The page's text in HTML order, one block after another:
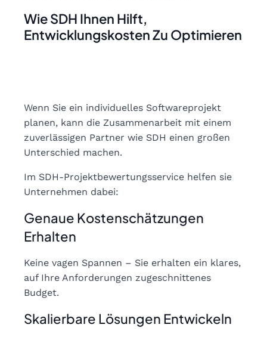
Wie SDH Ihnen Hilft,
Entwicklungskosten Zu Optimieren
Wenn Sie ein individuelles Softwareprojekt
planen, kann die Zusammenarbeit mit einem
zuverlässigen Partner wie SDH einen großen
Unterschied machen.
Im SDH-Projektbewertungsservice helfen sie
Unternehmen dabei:
Genaue Kostenschätzungen
Erhalten
Keine vagen Spannen – Sie erhalten ein klares,
auf Ihre Anforderungen zugeschnittenes
Budget.
Skalierbare Lösungen Entwickeln